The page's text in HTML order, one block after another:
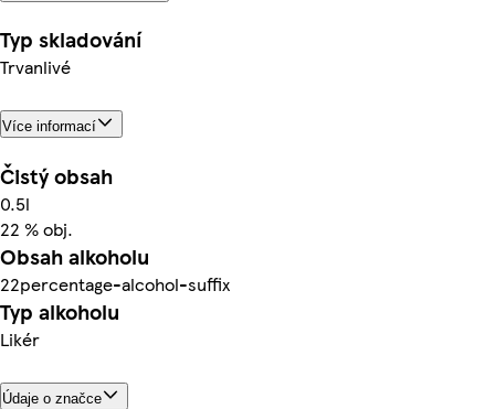
Typ skladování
Trvanlivé
Více informací
Čistý obsah
0.5l
22 % obj.
Obsah alkoholu
22percentage-alcohol-suffix
Typ alkoholu
Likér
Údaje o značce